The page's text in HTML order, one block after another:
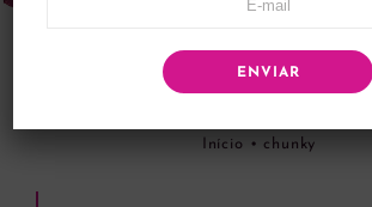
Início • chunky
ENVIAR